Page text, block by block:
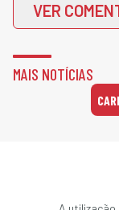
VER
MAIS NOTÍCIAS